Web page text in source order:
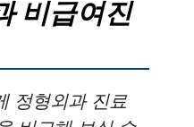
비급여진
정형외과 진료